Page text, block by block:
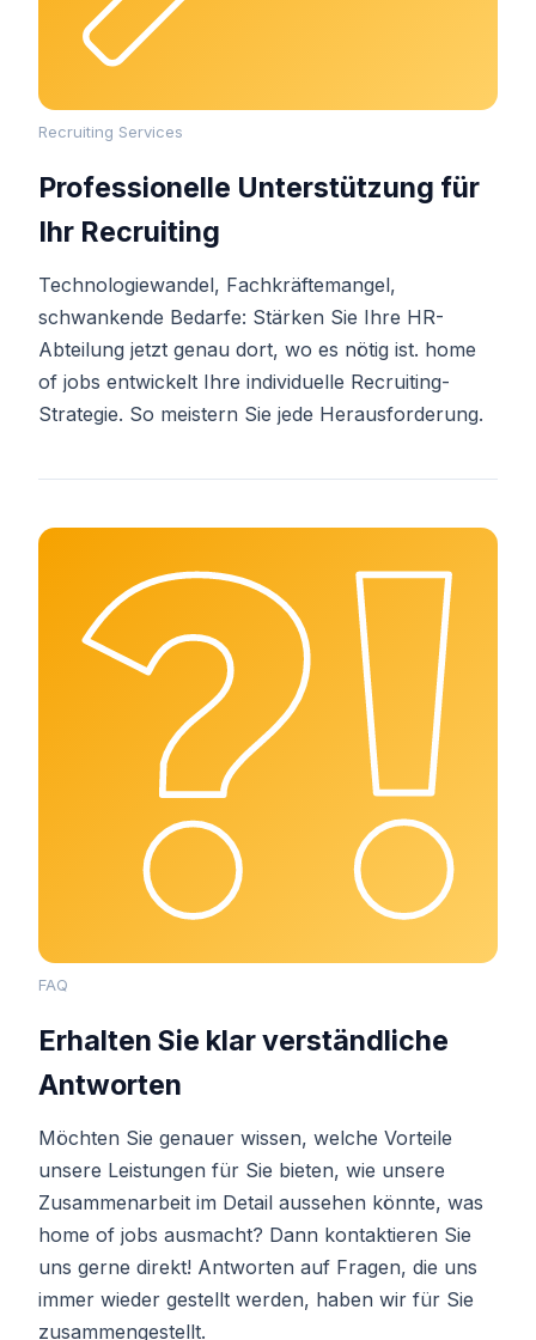
Recruiting Services
Professionelle Unterstützung für
Ihr Recruiting
Technologiewandel, Fachkräftemangel,
schwankende Bedarfe: Stärken Sie Ihre HR-
Abteilung jetzt genau dort, wo es nötig ist. home
of jobs entwickelt Ihre individuelle Recruiting-
Strategie. So meistern Sie jede Herausforderung.
FAQ
Erhalten Sie klar verständliche
Antworten
Möchten Sie genauer wissen, welche Vorteile
unsere Leistungen für Sie bieten, wie unsere
Zusammenarbeit im Detail aussehen könnte, was
home of jobs ausmacht? Dann kontaktieren Sie
uns gerne direkt! Antworten auf Fragen, die uns
immer wieder gestellt werden, haben wir für Sie
zusammengestellt.